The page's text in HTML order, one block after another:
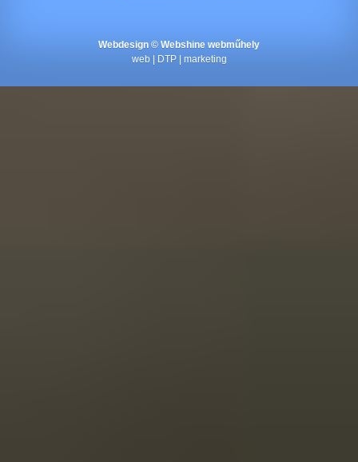
Webdesign © Webshine webműhely
web | DTP | marketing